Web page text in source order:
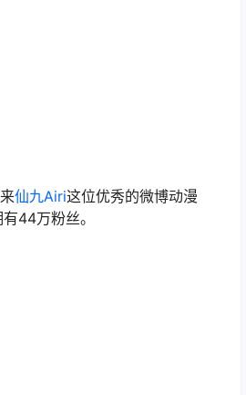
仙九Airi这位优秀的微博动漫
44万粉丝。